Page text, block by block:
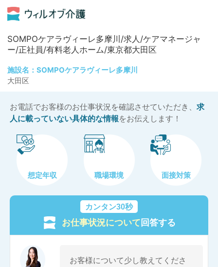
SOMPOケアラヴィーレ多摩川/求人/ケアマネージャ
ー/正社員/有料老人ホーム/東京都大田区
施設名：SOMPOケアラヴィーレ多摩川
大田区
お電話でお客様のお仕事状況を確認させていただき、 求
人に載っていない具体的な情報をお伝えします！
想定年収 職場環境 面接対策
カンタン30秒
お仕事状況について回答する
お客様について少し教えてくださ